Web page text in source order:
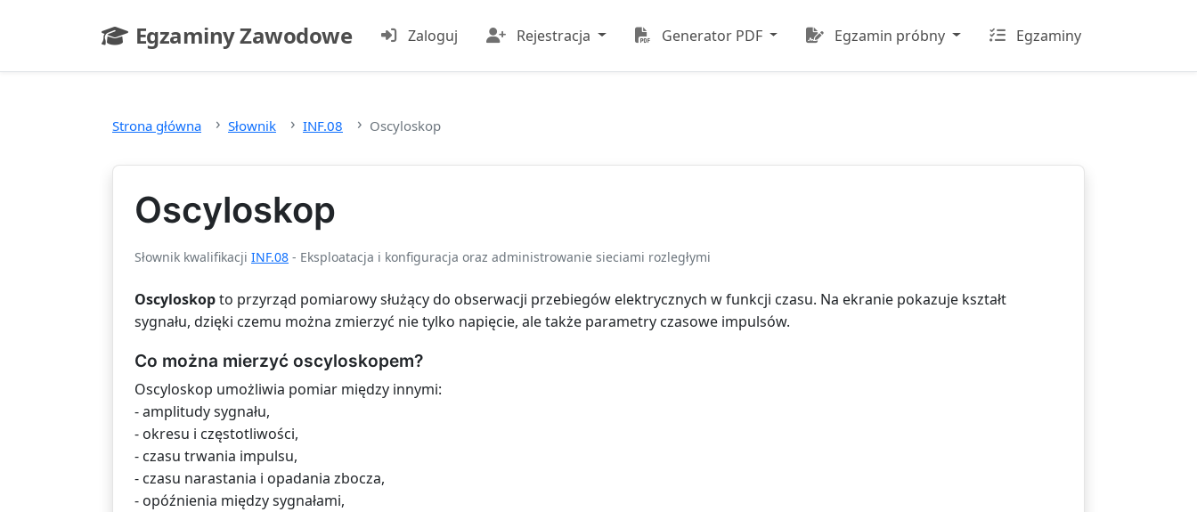
Egzaminy Zawodowe
- strona główna
Zaloguj Rejestracja Generator PDF Egzamin próbny Egzaminy
Strona główna Słownik INF.08 Oscyloskop
Oscyloskop
Słownik kwalifikacji INF.08 - Eksploatacja i konfiguracja oraz administrowanie sieciami rozległymi
Oscyloskopto przyrząd pomiarowy służący do obserwacji przebiegów elektrycznych w funkcji czasu. Na ekranie pokazuje kształt
sygnału, dzięki czemu można zmierzyć nie tylko napięcie, ale także parametry czasowe impulsów.
Co można mierzyć oscyloskopem?
Oscyloskop umożliwia pomiar między innymi:
- amplitudy sygnału,
- okresu i częstotliwości,
- czasu trwania impulsu,
- czasu narastania i opadania zbocza,
- opóźnienia między sygnałami,